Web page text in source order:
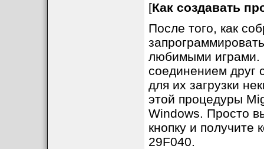
[Как создавать
После того, как
любимыми играми.
соединением друг
для их загрузки
этой процедуры
Windows. Просто
кнопку и получите
29F040.